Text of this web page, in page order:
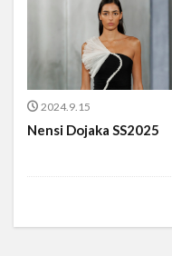
2024.9.15
Nensi Dojaka SS2025